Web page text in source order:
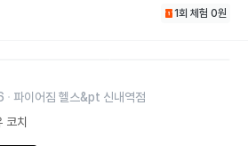
1회 체험 0원
파이어짐 헬스&pt 신내역점
코치